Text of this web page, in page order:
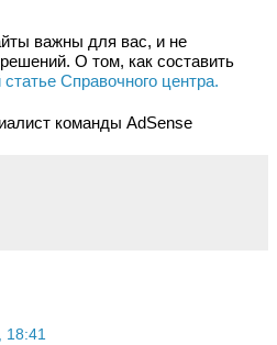
важны для вас, и не
О том, как составить
статье Справочного центра.
команды AdSense
18:41